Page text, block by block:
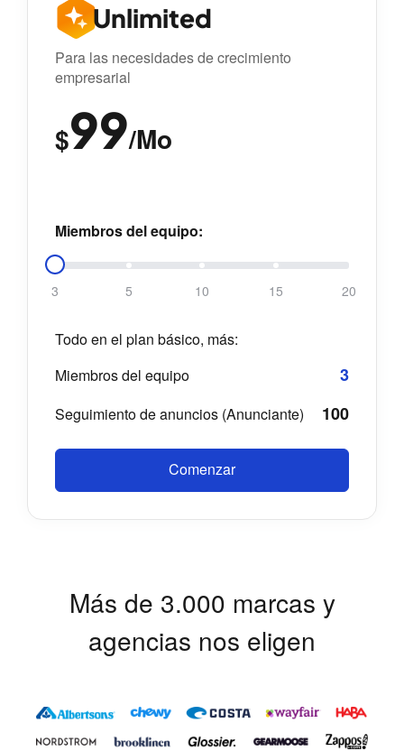
Unlimited
Para las necesidades de crecimiento
empresarial
$99/Mo
Miembros del equipo:
3 5 10 15 20
Todo en el plan básico, más:
Miembros del equipo
3
Seguimiento de anuncios (Anunciante) 100
Comenzar
Más de 3.000 marcas y
agencias nos eligen